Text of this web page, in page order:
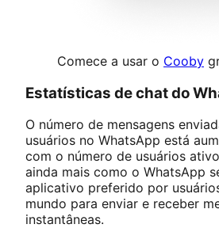
Comece a usar o Cooby
Estatísticas de chat do
O número de mensagens
usuários no WhatsApp está
com o número de usuários
ainda mais como o WhatsApp
aplicativo preferido por
mundo para enviar e receber
instantâneas.